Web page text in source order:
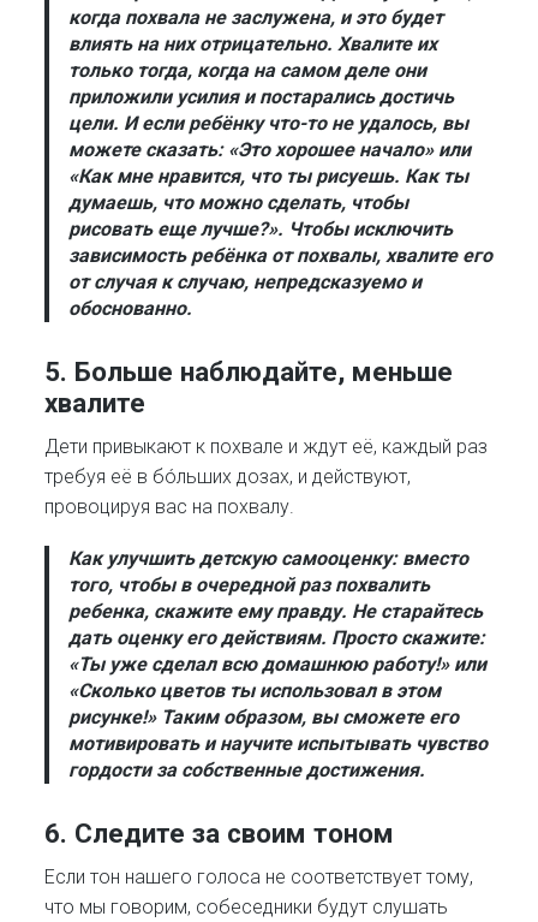
когда похвала не заслужена, и это будет
влиять на них отрицательно. Хвалите их
только тогда, когда на самом деле они
приложили усилия и постарались достичь
цели. И если ребёнку что-то не удалось, вы
можете сказать: «Это хорошее начало» или
«Как мне нравится, что ты рисуешь. Как ты
думаешь, что можно сделать, чтобы
рисовать еще лучше?». Чтобы исключить
зависимость ребёнка от похвалы, хвалите его
от случая к случаю, непредсказуемо и
обоснованно.
5. Больше наблюдайте, меньше
хвалите
Дети привыкают к похвале и ждут её, каждый раз
требуя её в бóльших дозах, и действуют,
провоцируя вас на похвалу.
Как улучшить детскую самооценку:вместо
того, чтобы в очередной раз похвалить
ребенка, скажите ему правду. Не старайтесь
дать оценку его действиям. Просто скажите:
«Ты уже сделал всю домашнюю работу!» или
«Сколько цветов ты использовал в этом
рисунке!» Таким образом, вы сможете его
мотивировать и научите испытывать чувство
гордости за собственные достижения.
6. Следите за своим тоном
Если тон нашего голоса не соответствует тому,
что мы говорим, собеседники будут слушать